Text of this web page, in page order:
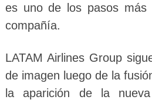
es uno de los pasos más
compañía.
LATAM Airlines Group
de imagen luego de la
la aparición de la